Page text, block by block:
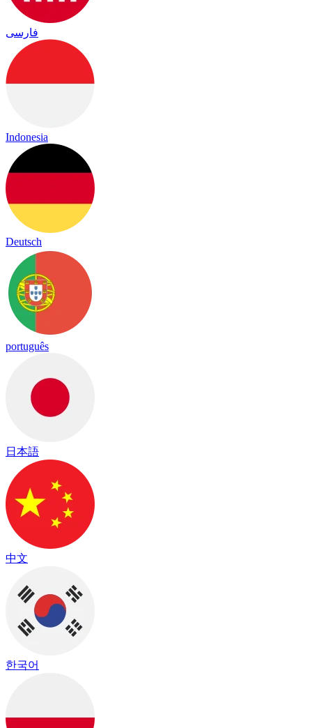
فارسی
Indonesia
Deutsch
português
日本語
中文
한국어